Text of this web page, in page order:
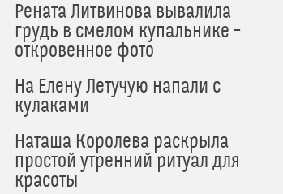
Рената Литвинова вывалила
грудь в смелом купальнике –
откровенное фото
На Елену Летучую напали с
кулаками
Наташа Королева раскрыла
простой утренний ритуал для
красоты